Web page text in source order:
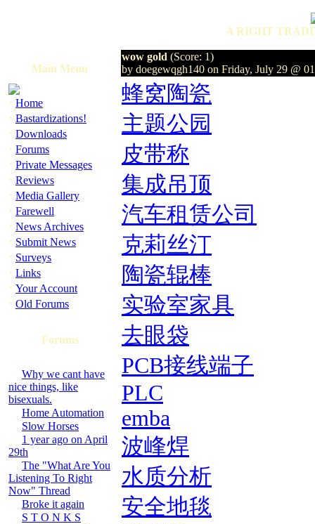
A RIGHT
Main Menu
· Home
· Bastardizations!
· Downloads
· Forums
· Private Messages
· Reviews
· Media Gallery
· Farewell
· News Archives
· Submit News
· Surveys
· Links
· Your Account
· Old Forums
Forums
Why we cant have
nice things, like
bisexuals.
Home Automation
Slow Horses
1 year ago on April
29th
The "What Are You
Listening To Right
Now" Thread
Broke it again
S T O N K S
wow gold (Score: 1)
by doegewqgh140 on Friday, July 29 @
蜂窝陶瓷
主题公园
皮带称
集成吊顶
汽车租赁公司
克莉丝汀
陶瓷辊棒
实验室家具
去眼袋
PCB接线端子
PLC
emba
波峰焊
水质分析
安全地毯